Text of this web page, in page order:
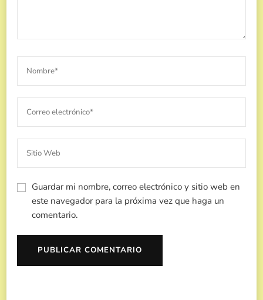
Guardar mi nombre, correo electrónico y sitio web en
este navegador para la próxima vez que haga un
comentario.